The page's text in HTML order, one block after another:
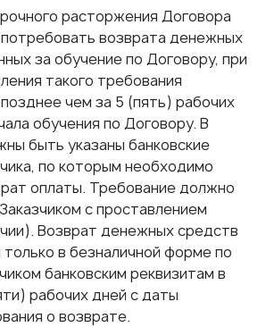
расторжения Договора
потребовать возврата денежных
за обучение по Договору, при
такого требования
чем за 5 (пять) рабочих
обучения по Договору. В
быть указаны банковские
по которым необходимо
оплаты. Требование должно
с проставлением
Возврат денежных средств
в безналичной форме по
банковским реквизитам в
рабочих дней с даты
о возврате.